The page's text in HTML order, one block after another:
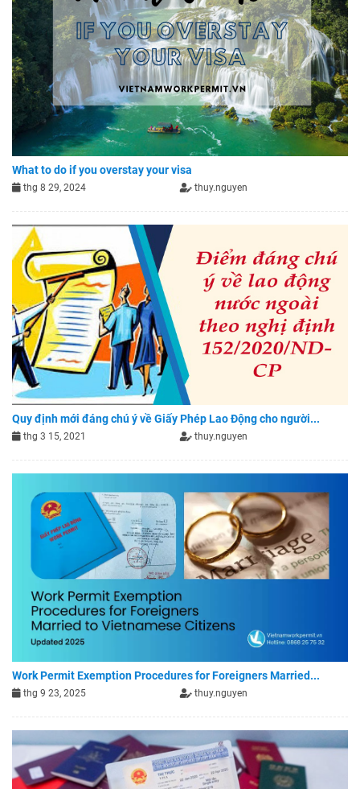
What to do if you overstay your visa
thg 8 29, 2024 thuy.nguyen
Quy định mới đáng chú ý về Giấy Phép Lao Động cho người...
thg 3 15, 2021 thuy.nguyen
Work Permit Exemption Procedures for Foreigners Married...
thg 9 23, 2025 thuy.nguyen